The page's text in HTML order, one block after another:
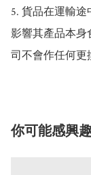
5. 貨品在運輸
影響其產品本
司不會作任何更
你可能感興